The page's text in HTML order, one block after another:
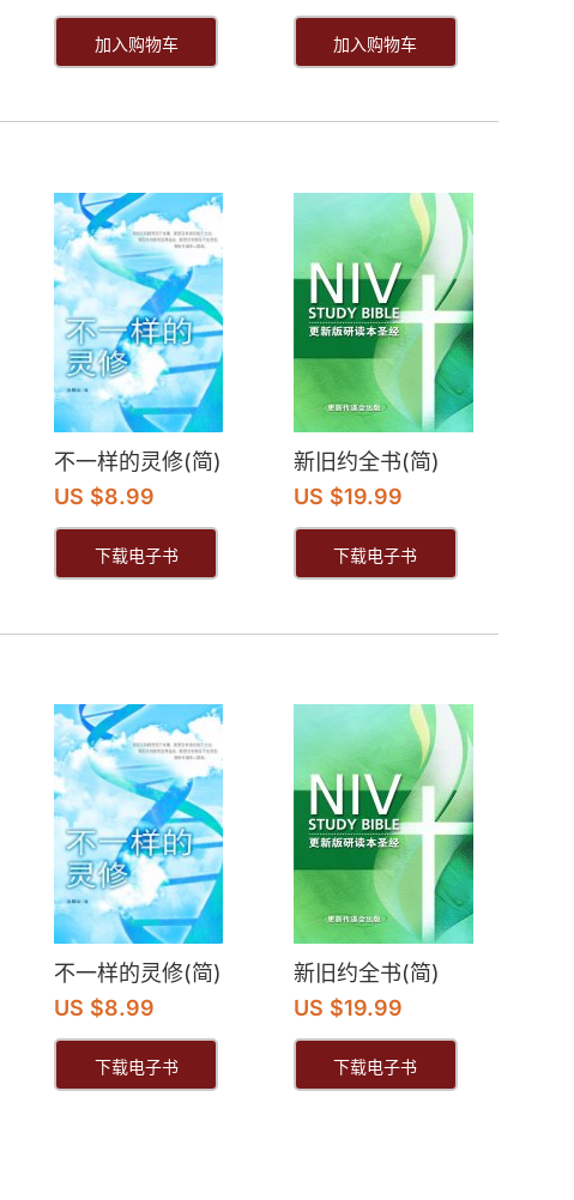
加入购物车 加入购物车
不一样的灵修(简)
US $8.99
下载电子书
新旧约全书(简)
US $19.99
下载电子书
不一样的灵修(简)
US $8.99
下载电子书
新旧约全书(简)
US $19.99
下载电子书